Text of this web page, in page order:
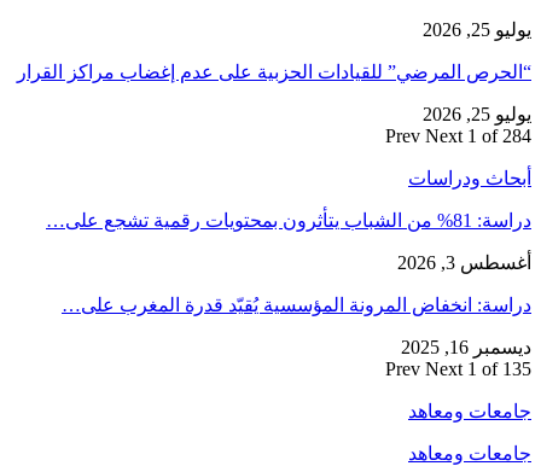
يوليو 25, 2026
“الحرص المرضي” للقيادات الحزبية على عدم إغضاب مراكز القرار
يوليو 25, 2026
Prev Next 1 of 284
أبحاث ودراسات
دراسة: 81% من الشباب يتأثرون بمحتويات رقمية تشجع على…
أغسطس 3, 2026
دراسة: انخفاض المرونة المؤسسية يُقيّد قدرة المغرب على…
ديسمبر 16, 2025
Prev Next 1 of 135
جامعات ومعاهد
جامعات ومعاهد